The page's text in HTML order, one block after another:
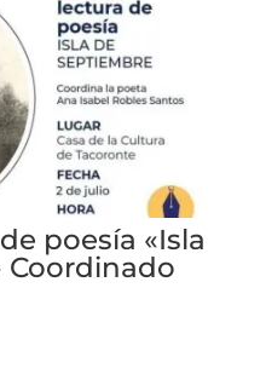
poesía «Isla
Coordinado